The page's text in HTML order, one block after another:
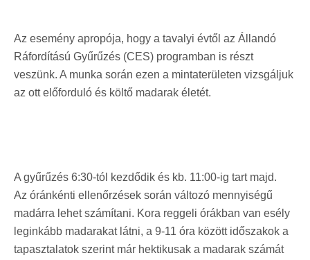
Az esemény apropója, hogy a tavalyi évtől az Állandó
Ráfordítású Gyűrűzés (CES) programban is részt
veszünk. A munka során ezen a mintaterületen vizsgáljuk
az ott előforduló és költő madarak életét.
A gyűrűzés 6:30-tól kezdődik és kb. 11:00-ig tart majd.
Az óránkénti ellenőrzések során változó mennyiségű
madárra lehet számítani. Kora reggeli órákban van esély
leginkább madarakat látni, a 9-11 óra között időszakok a
tapasztalatok szerint már hektikusak a madarak számát